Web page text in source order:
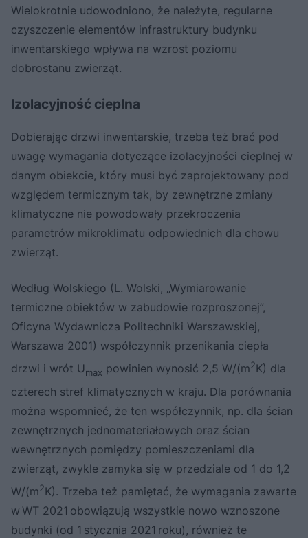
Wielokrotnie udowodniono, że należyte, regularne
czyszczenie elementów infrastruktury budynku
inwentarskiego wpływa na wzrost poziomu
dobrostanu zwierząt.
Izolacyjność cieplna
Dobierając drzwi inwentarskie, trzeba też brać pod
uwagę wymagania dotyczące izolacyjności cieplnej w
danym obiekcie, który musi być zaprojektowany pod
względem termicznym tak, by zewnętrzne zmiany
klimatyczne nie powodowały przekroczenia
parametrów mikroklimatu odpowiednich dla chowu
zwierząt.
Według Wolskiego (L. Wolski, „Wymiarowanie
termiczne obiektów w zabudowie rozproszonej”,
Oficyna Wydawnicza Politechniki Warszawskiej,
Warszawa 2001) współczynnik przenikania ciepła
drzwi i wrót Umax powinien wynosić 2,5 W/(m2K) dla
czterech stref klimatycznych w kraju. Dla porównania
można wspomnieć, że ten współczynnik, np. dla ścian
zewnętrznych jednomateriałowych oraz ścian
wewnętrznych pomiędzy pomieszczeniami dla
zwierząt, zwykle zamyka się w przedziale od 1 do 1,2
W/(m2K). Trzeba też pamiętać, że wymagania zawarte
w WT 2021 obowiązują wszystkie nowo wznoszone
budynki (od 1 stycznia 2021 roku), również te